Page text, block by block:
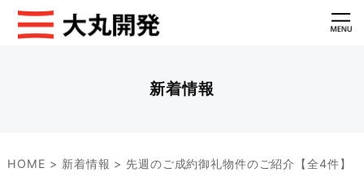
新着情報
HOME > 新着情報 > 先週のご成約御礼物件のご紹介【全4件】